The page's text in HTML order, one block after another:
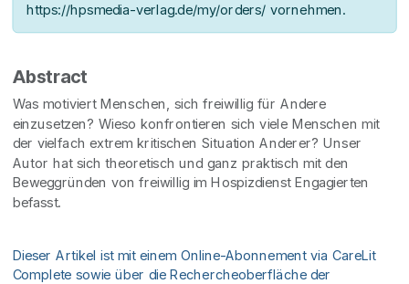
https://hpsmedia-verlag.de/my/orders/ vornehmen.
Abstract
Was motiviert Menschen, sich freiwillig für Andere
einzusetzen? Wieso konfrontieren sich viele Menschen mit
der vielfach extrem kritischen Situation Anderer? Unser
Autor hat sich theoretisch und ganz praktisch mit den
Beweggründen von freiwillig im Hospizdienst Engagierten
befasst.
Dieser Artikel ist mit einem Online-Abonnement via CareLit
Complete sowie über die Rechercheoberfläche der